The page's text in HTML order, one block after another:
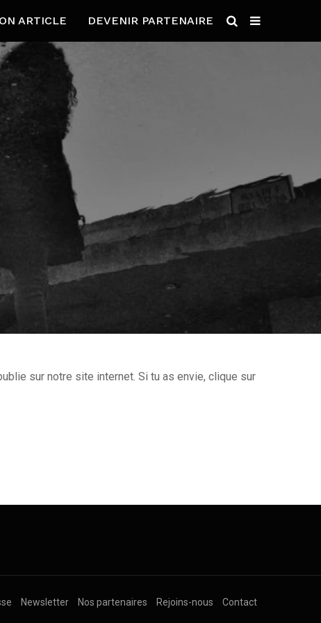
ARTICLE DEVENIR PARTENAIRE
sur notre site internet. Si tu as envie, clique sur
Newsletter Nos partenaires Rejoins-nous Contact